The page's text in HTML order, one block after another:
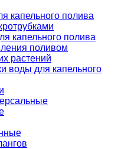
капельного полива
капельного полива
поливом
растений
воды для капельного